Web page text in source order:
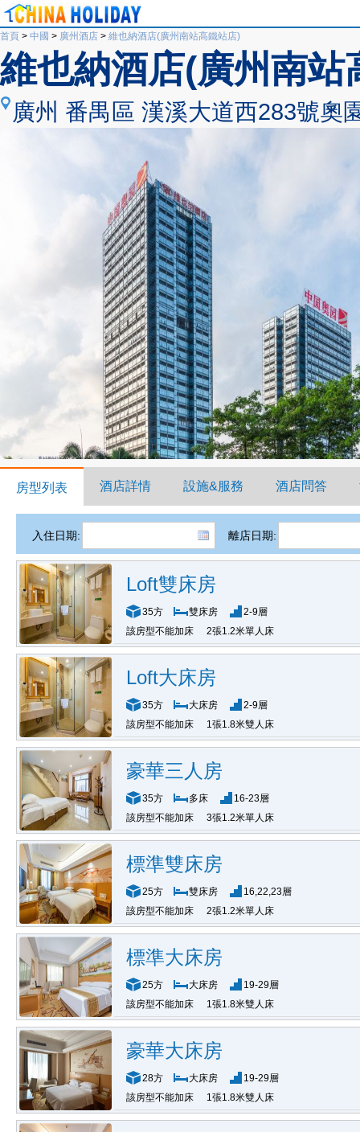
首頁 > 中國 > 廣州酒店 > 維也納酒店(廣州南站高鐵站店)
維也納酒店(廣州南站
廣州 番禺區 漢溪大道西283號奧
房型列表 酒店詳情 設施&服務 酒店問答
入住日期: 離店日期:
Loft雙床房
35方 雙床房
2-9層
該房型不能加床
2張1.2米單人床
Loft大床房
35方 大床房
2-9層
該房型不能加床
1張1.8米雙人床
豪華三人房
35方 多床
16-23層
該房型不能加床
3張1.2米單人床
標準雙床房
25方 雙床房
16,22,23層
該房型不能加床
2張1.2米單人床
標準大床房
25方 大床房
19-29層
該房型不能加床
1張1.8米雙人床
豪華大床房
28方 大床房
19-29層
該房型不能加床
1張1.8米雙人床